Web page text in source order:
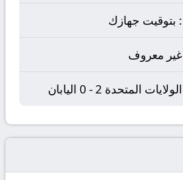
: بتوقيت جهازك
غير معروف
الولايات المتحدة 2 - 0 اليابان